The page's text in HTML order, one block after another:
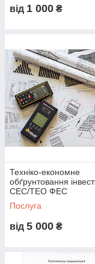
від 1 000 ₴
Техніко-економне
обґрунтовання
СЕС/ТЕО ФЕС
Послуга
від 5 000 ₴